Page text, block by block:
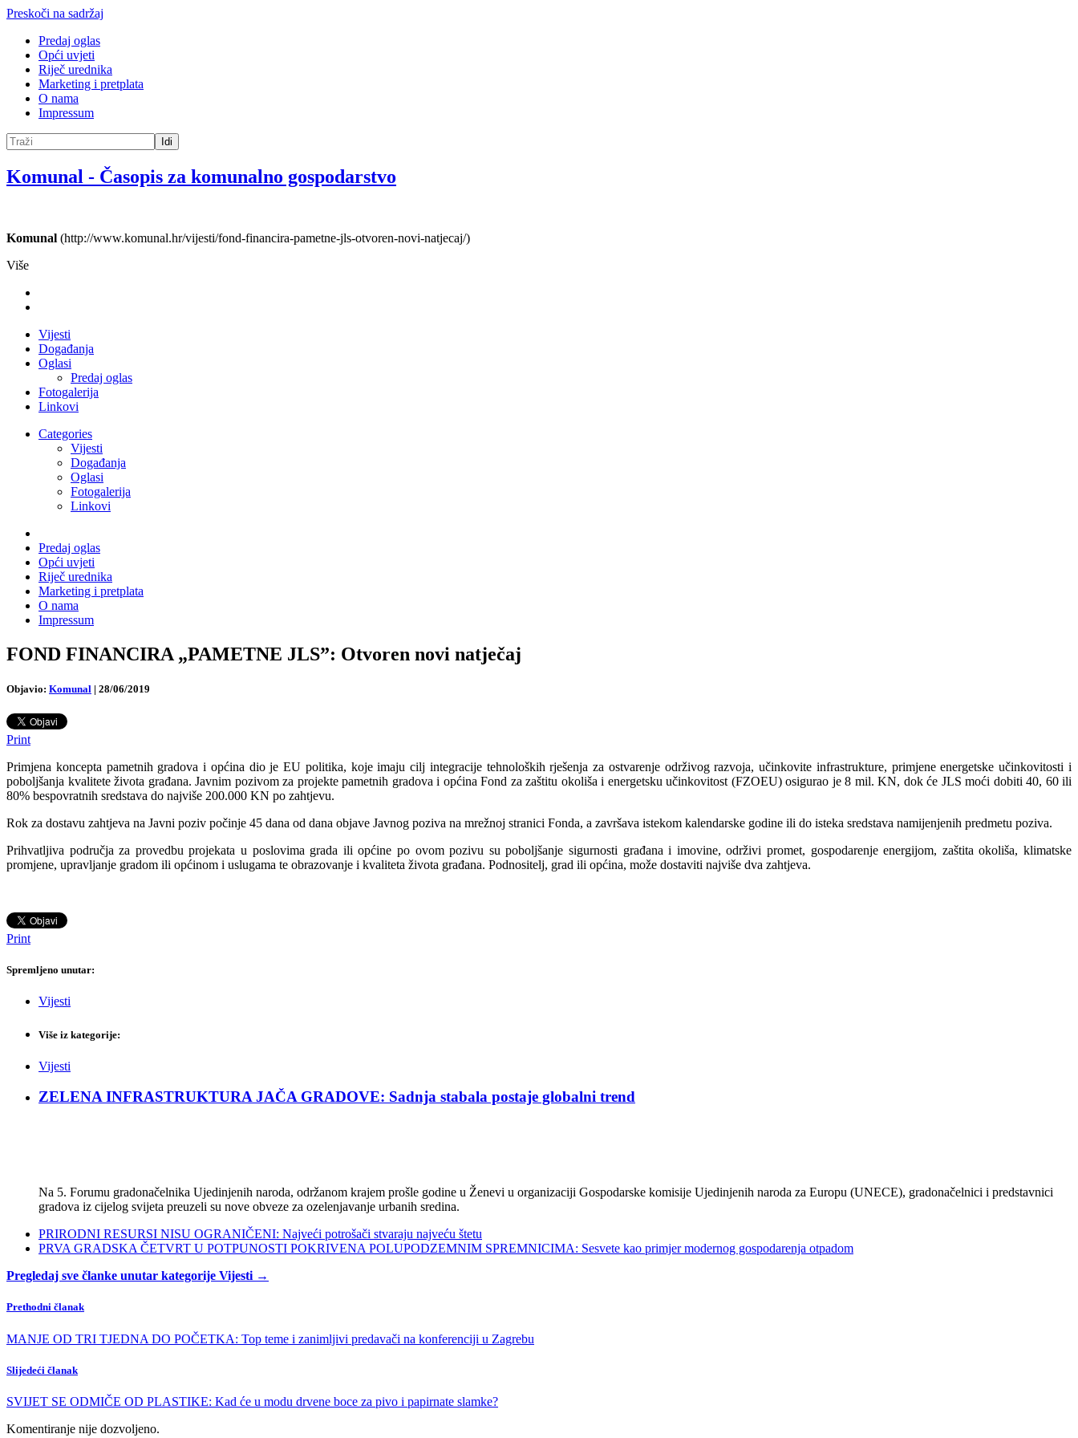
Preskoči na sadržaj
Predaj oglas
Opći uvjeti
Riječ urednika
Marketing i pretplata
O nama
Impressum
Idi
Komunal - Časopis za komunalno gospodarstvo
Komunal (http://www.komunal.hr/vijesti/fond-financira-pametne-jls-otvoren-novi-natjecaj/)
Više
Vijesti
Događanja
Oglasi
Predaj oglas
Fotogalerija
Linkovi
Categories
Vijesti
Događanja
Oglasi
Fotogalerija
Linkovi
Predaj oglas
Opći uvjeti
Riječ urednika
Marketing i pretplata
O nama
Impressum
FOND FINANCIRA „PAMETNE JLS”: Otvoren novi natječaj
Objavio: Komunal | 28/06/2019
Print
Primjena koncepta pametnih gradova i općina dio je EU politika, koje imaju cilj integracije tehnoloških rješenja za ostvarenje održivog razvoja, učinkovite infrastrukture, primjene energetske učinkovitosti i
poboljšanja kvalitete života građana. Javnim pozivom za projekte pametnih gradova i općina Fond za zaštitu okoliša i energetsku učinkovitost (FZOEU) osigurao je 8 mil. KN, dok će JLS moći dobiti 40, 60 ili
80% bespovratnih sredstava do najviše 200.000 KN po zahtjevu.
Rok za dostavu zahtjeva na Javni poziv počinje 45 dana od dana objave Javnog poziva na mrežnoj stranici Fonda, a završava istekom kalendarske godine ili do isteka sredstava namijenjenih predmetu poziva.
Prihvatljiva područja za provedbu projekata u poslovima grada ili općine po ovom pozivu su poboljšanje sigurnosti građana i imovine, održivi promet, gospodarenje energijom, zaštita okoliša, klimatske
promjene, upravljanje gradom ili općinom i uslugama te obrazovanje i kvaliteta života građana. Podnositelj, grad ili općina, može dostaviti najviše dva zahtjeva.
Print
Spremljeno unutar:
Vijesti
Više iz kategorije:
Vijesti
ZELENA INFRASTRUKTURA JAČA GRADOVE: Sadnja stabala postaje globalni trend
Na 5. Forumu gradonačelnika Ujedinjenih naroda, održanom krajem prošle godine u Ženevi u organizaciji Gospodarske komisije Ujedinjenih naroda za Europu (UNECE), gradonačelnici i predstavnici
gradova iz cijelog svijeta preuzeli su nove obveze za ozelenjavanje urbanih sredina.
PRIRODNI RESURSI NISU OGRANIČENI: Najveći potrošači stvaraju najveću štetu
PRVA GRADSKA ČETVRT U POTPUNOSTI POKRIVENA POLUPODZEMNIM SPREMNICIMA: Sesvete kao primjer modernog gospodarenja otpadom
Pregledaj sve članke unutar kategorije Vijesti →
Prethodni članak
MANJE OD TRI TJEDNA DO POČETKA: Top teme i zanimljivi predavači na konferenciji u Zagrebu
Slijedeći članak
SVIJET SE ODMIČE OD PLASTIKE: Kad će u modu drvene boce za pivo i papirnate slamke?
Komentiranje nije dozvoljeno.